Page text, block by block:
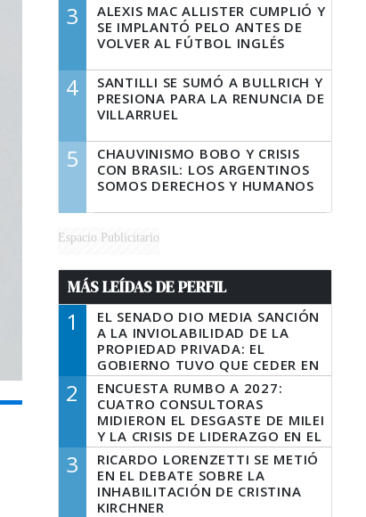
3
ALEXIS MAC ALLISTER CUMPLIÓ Y
SE IMPLANTÓ PELO ANTES DE
VOLVER AL FÚTBOL INGLÉS
4
SANTILLI SE SUMÓ A BULLRICH Y
PRESIONA PARA LA RENUNCIA DE
VILLARRUEL
5
CHAUVINISMO BOBO Y CRISIS
CON BRASIL: LOS ARGENTINOS
SOMOS DERECHOS Y HUMANOS
Espacio Publicitario
MÁS LEÍDAS DE PERFIL
1
EL SENADO DIO MEDIA SANCIÓN
A LA INVIOLABILIDAD DE LA
PROPIEDAD PRIVADA: EL
GOBIERNO TUVO QUE CEDER EN
LA LEY DEL MANEJO DEL FUEGO
2
ENCUESTA RUMBO A 2027:
CUATRO CONSULTORAS
MIDIERON EL DESGASTE DE MILEI
Y LA CRISIS DE LIDERAZGO EN EL
PERONISMO
3
RICARDO LORENZETTI SE METIÓ
EN EL DEBATE SOBRE LA
INHABILITACIÓN DE CRISTINA
KIRCHNER